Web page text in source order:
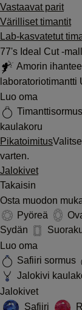
Vastaavat parit
Värilliset timantit
Lab-kasvatetut
77's Ideal Cut -
Amorin
laboratoriotimantti
Luo oma
Timanttisormus
kaulakoru
Pikatoimitus
varten.
Jalokivet
Takaisin
Osta muodon
Pyöreä
Sydän
Luo oma
Safiiri sormus
Jalokivi
Jalokivet
Safiiri